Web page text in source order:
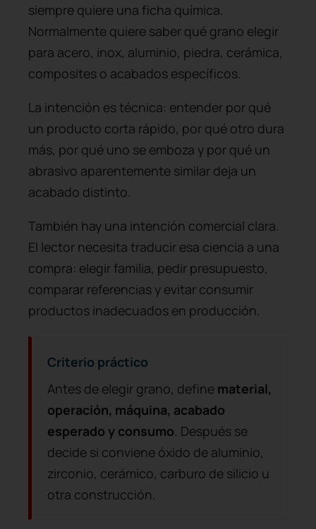
siempre quiere una ficha química.
Normalmente quiere saber qué grano elegir
para acero, inox, aluminio, piedra, cerámica,
composites o acabados específicos.
La intención es técnica: entender por qué
un producto corta rápido, por qué otro dura
más, por qué uno se emboza y por qué un
abrasivo aparentemente similar deja un
acabado distinto.
También hay una intención comercial clara.
El lector necesita traducir esa ciencia a una
compra: elegir familia, pedir presupuesto,
comparar referencias y evitar consumir
productos inadecuados en producción.
Criterio práctico
Antes de elegir grano, define material,
operación, máquina, acabado
esperado y consumo . Después se
decide si conviene óxido de aluminio,
zirconio, cerámico, carburo de silicio u
otra construcción.